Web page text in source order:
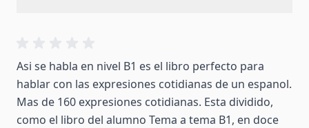
Asi se habla en nivel B1 es el libro perfecto para
hablar con las expresiones cotidianas de un espanol.
Mas de 160 expresiones cotidianas. Esta dividido,
como el libro del alumno Tema a tema B1, en doce